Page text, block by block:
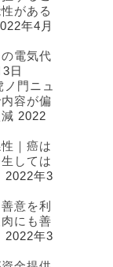
がある
年4月
電気代
日
門ニュ
容が偏
2022
｜癌は
しては
2022年3
意を利
にも善
2022年3